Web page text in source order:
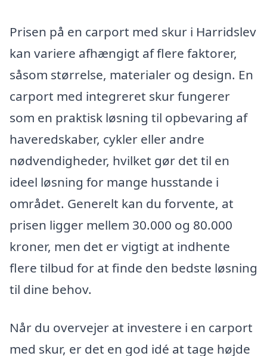
Prisen på en carport med skur i Harridslev
kan variere afhængigt af flere faktorer,
såsom størrelse, materialer og design. En
carport med integreret skur fungerer
som en praktisk løsning til opbevaring af
haveredskaber, cykler eller andre
nødvendigheder, hvilket gør det til en
ideel løsning for mange husstande i
området. Generelt kan du forvente, at
prisen ligger mellem 30.000 og 80.000
kroner, men det er vigtigt at indhente
flere tilbud for at finde den bedste løsning
til dine behov.
Når du overvejer at investere i en carport
med skur, er det en god idé at tage højde